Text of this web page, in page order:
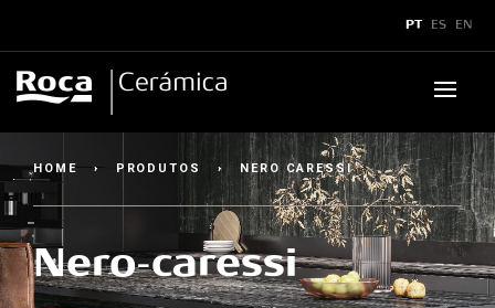
PT ES EN
Downloads ▼
Boletins e Manuais ▼
Assistência Técnica ▼
HOME › PRODUTOS › NERO CARESSI
Nero-caressi